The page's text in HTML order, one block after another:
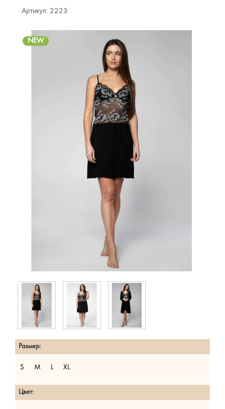
Артикул: 2223
NEW
Размер:
S M L XL
Цвет: